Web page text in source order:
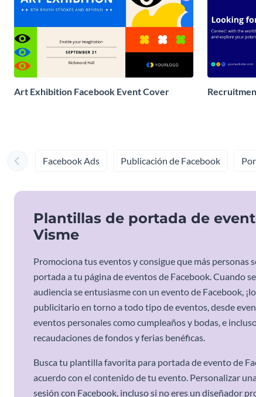
Art Exhibition Facebook Event Cover
Facebook Ads Publicación de Facebook
Plantillas de portada de
Visme
Promociona tus eventos y consigue que más
portada a tu página de eventos de Facebook. Cuando
audiencia se entusiasme con un evento de Facebook,
publicitario en torno a todo tipo de eventos, desde
eventos personales como cumpleaños y bodas, e
recaudaciones de fondos y ferias benéficas.
Busca tu plantilla favorita para portada de evento de
acuerdo con el contenido de tu evento. Personalizar
sesión con Facebook, incluso si no eres un diseñador